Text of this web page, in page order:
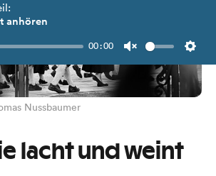
anhören
00:00
Unmute
Nussbaumer
lacht und weint